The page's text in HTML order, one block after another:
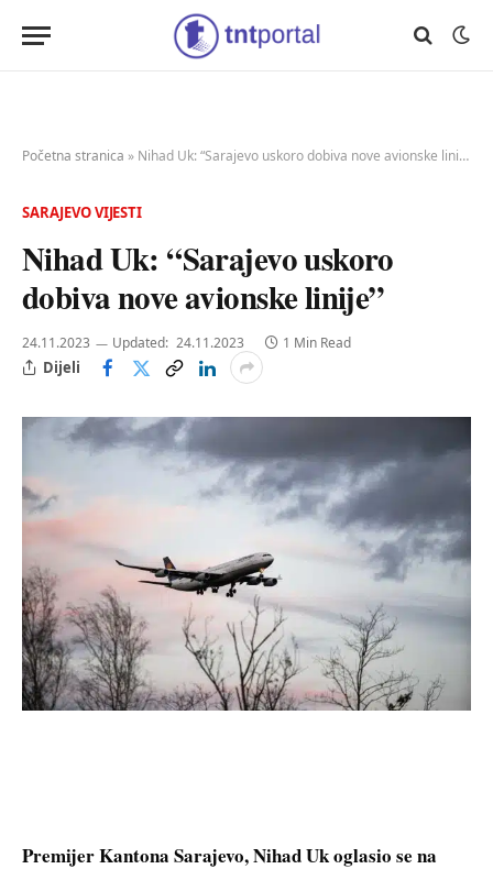
Početna stranica » Nihad Uk: “Sarajevo uskoro dobiva nove avionske linije”
SARAJEVO VIJESTI
Nihad Uk: “Sarajevo uskoro
dobiva nove avionske linije”
24.11.2023 Updated: 24.11.2023 1 Min Read
Dijeli
Premijer Kantona Sarajevo, Nihad Uk oglasio se na